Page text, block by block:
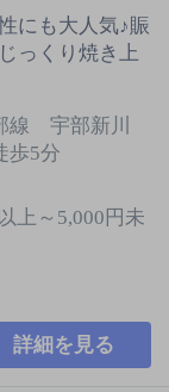
にも大人気♪賑
っくり焼き上
線 宇部新川
歩5分
上～5,000円未
詳細を見る